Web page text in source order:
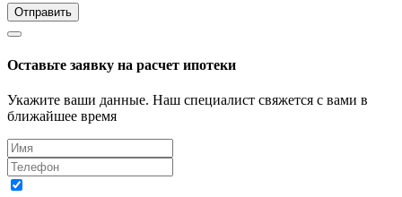
Отправить
Оставьте заявку на расчет ипотеки
Укажите ваши данные. Наш специалист свяжется с вами в
ближайшее время